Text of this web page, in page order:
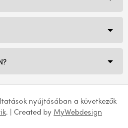
nyújtásában a következők
. | Created by MyWebdesign